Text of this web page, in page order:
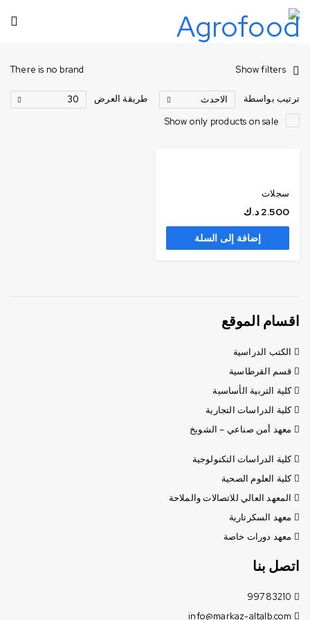
Show filters
There is no brand
ترتيب بواسطة
الاحدث
Show only products on sale
طريقة العرض 30
سجلات
2.500 د.ك
إضافة إلى السلة
اقسام الموقع
الكتب الدراسية
قسم القرطاسية
كلية التربية الأساسية
كلية الدراسات التجارية
معهد أمن صناعي – الشويخ
كلية الدراسات التكنولوجية
كلية العلوم الصحية
المعهد العالي للاتصالات والملاحة
معهد السكرتارية
معهد دورات خاصة
اتصل بنا
99783210
info@markaz-altalb.com